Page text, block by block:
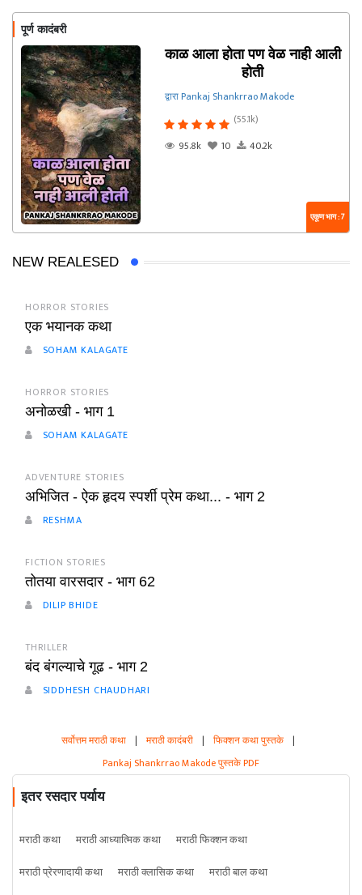
पूर्ण कादंबरी
काळ आला होता पण वेळ नाही आली
होती
द्वारा Pankaj Shankrrao Makode
(55.1k)
95.8k
10 40.2k
एकूण भाग : 7
NEW REALESED
HORROR STORIES
एक भयानक कथा
SOHAM KALAGATE
HORROR STORIES
अनोळखी - भाग 1
SOHAM KALAGATE
ADVENTURE STORIES
अभिजित - ऐक हृदय स्पर्शी प्रेम कथा... - भाग 2
RESHMA
FICTION STORIES
तोतया वारसदार - भाग 62
DILIP BHIDE
THRILLER
बंद बंगल्याचे गूढ - भाग 2
SIDDHESH CHAUDHARI
सर्वोत्तम मराठी कथा | मराठी कादंबरी | फिक्शन कथा पुस्तके |
Pankaj Shankrrao Makode पुस्तके PDF
इतर रसदार पर्याय
मराठी कथा मराठी आध्यात्मिक कथा
मराठी फिक्शन कथा
मराठी प्रेरणादायी कथा
मराठी क्लासिक कथा
मराठी बाल कथा